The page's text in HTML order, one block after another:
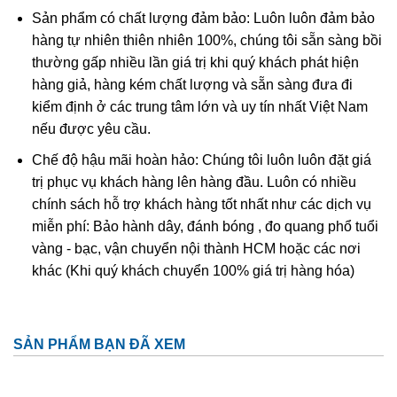
thạch đã được tìm thấy trong các ngôi mộ của vua Shang.
Cách xử lý tăng vẻ đẹp thường gặp:
Ngày nay người ta thường xử lý đá cẩm thạch để tạo cho
chúng dáng vẻ đẹp hơn, bền hơn và dễ bán hơn. Dựa vào
bản chất xử lý, thị trường chia cẩm thạch tự nhiên làm 3
tẩy rửa tạp chất và xử lý phủ keo; Loại C – tẩm màu.
Sau khi tẩy rửa các tạp chất màu tối dính trên bề mặt,
người ta phủ keo (một loại nhựa tổng hợp không màu
hoặc có màu phớt lục nhạt) lên bề mặt và lấp vào trong các
vi lỗ rỗng, khe nứt của cẩm thạch. Đây là phương pháp
phủ một lớp keo cực mỏng và mọi người đều chấp nhận
Sản phẩm có chất lượng đảm bảo: Luôn luôn đảm bảo
hàng tự nhiên thiên nhiên 100%, chúng tôi sẵn sàng bồi
thường gấp nhiều lần giá trị khi quý khách phát hiện
hàng giả, hàng kém chất lượng và sẵn sàng đưa đi
kiểm định ở các trung tâm lớn và uy tín nhất Việt Nam
nếu được yêu cầu.
Chế độ hậu mãi hoàn hảo: Chúng tôi luôn luôn đặt giá
trị phục vụ khách hàng lên hàng đầu. Luôn có nhiều
chính sách hỗ trợ khách hàng tốt nhất như các dịch vụ
miễn phí: Bảo hành dây, đánh bóng , đo quang phổ tuổi
vàng - bạc, vận chuyển nội thành HCM hoặc các nơi
khác (Khi quý khách chuyển 100% giá trị hàng hóa)
SẢN PHẨM BẠN ĐÃ XEM